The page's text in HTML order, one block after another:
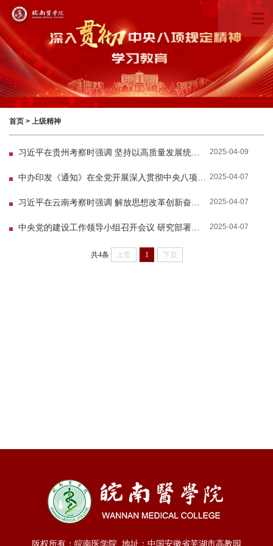
首页 > 上级精神
习近平在贵州考察时强调 坚持以高质量发展统揽全局 在中国式现代化进程中展现贵州新风采 2025-04-09
中办印发《通知》在全党开展深入贯彻中央八项规定精神学习教育 2025-04-07
习近平在云南考察时强调 解放思想改革创新奋发进取真抓实干 在中国式现代化进程中开创云南发... 2025-04-07
中央党的建设工作领导小组召开会议 研究部署深入贯彻中央八项规定精神学习教育工作 蔡奇主持... 2025-04-07
共4条 上页 1 下页
版权所有：皖南医学院 地址：中国安徽省芜湖市高教园